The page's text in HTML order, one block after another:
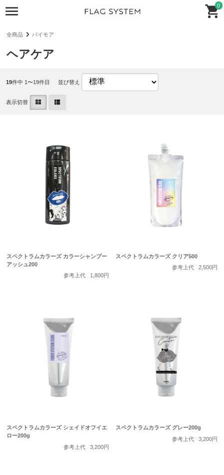
0
全商品 パイモア
ヘアケア
19件中 1〜19件目 並び替え
表示切替
スペクトラムカラーズ カラーシャンプー
アッシュ200
参考上代
1,800円
スペクトラムカラーズ クリア500
参考上代
2,500円
スペクトラムカラーズ シェイドオフイエ
ロー200g
参考上代
3,200円
スペクトラムカラーズ グレー200g
参考上代
3,200円